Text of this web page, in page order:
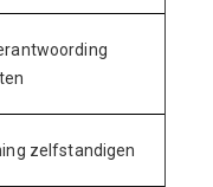
zelfstandigen